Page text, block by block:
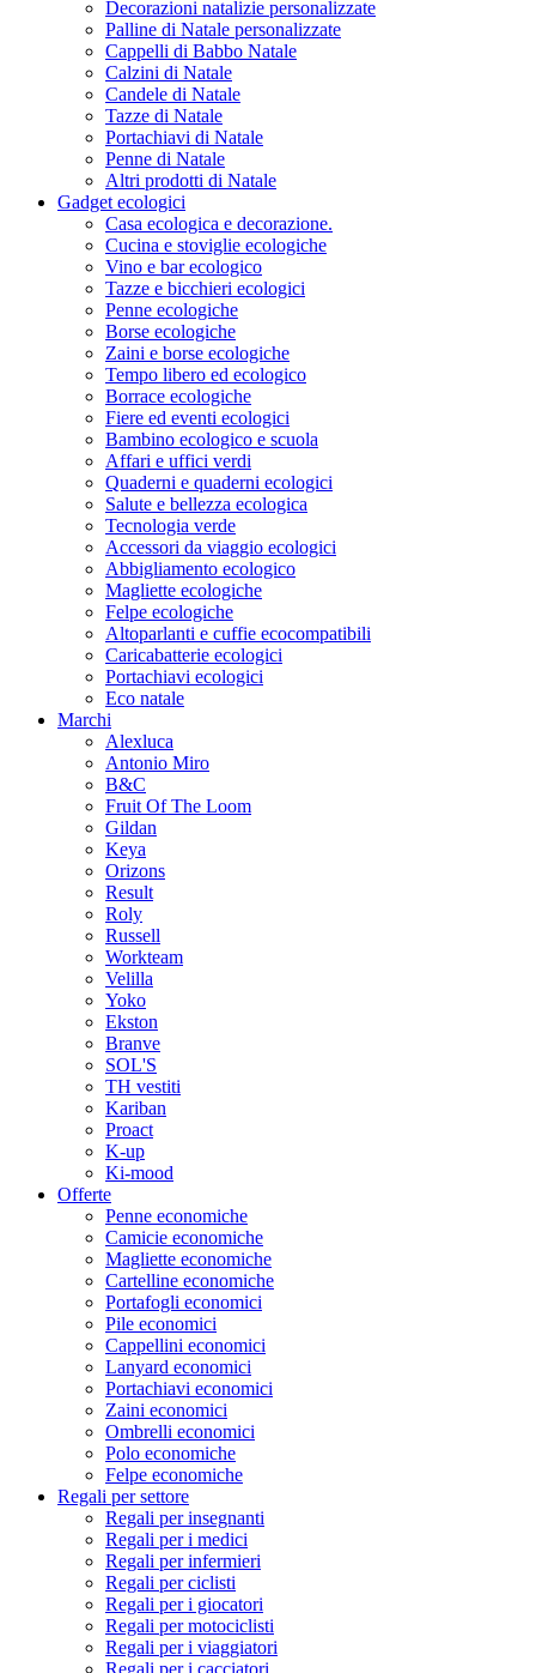
Decorazioni natalizie personalizzate
Palline di Natale personalizzate
Cappelli di Babbo Natale
Calzini di Natale
Candele di Natale
Tazze di Natale
Portachiavi di Natale
Penne di Natale
Altri prodotti di Natale
Gadget ecologici
Casa ecologica e decorazione.
Cucina e stoviglie ecologiche
Vino e bar ecologico
Tazze e bicchieri ecologici
Penne ecologiche
Borse ecologiche
Zaini e borse ecologiche
Tempo libero ed ecologico
Borrace ecologiche
Fiere ed eventi ecologici
Bambino ecologico e scuola
Affari e uffici verdi
Quaderni e quaderni ecologici
Salute e bellezza ecologica
Tecnologia verde
Accessori da viaggio ecologici
Abbigliamento ecologico
Magliette ecologiche
Felpe ecologiche
Altoparlanti e cuffie ecocompatibili
Caricabatterie ecologici
Portachiavi ecologici
Eco natale
Marchi
Alexluca
Antonio Miro
B&C
Fruit Of The Loom
Gildan
Keya
Orizons
Result
Roly
Russell
Workteam
Velilla
Yoko
Ekston
Branve
SOL'S
TH vestiti
Kariban
Proact
K-up
Ki-mood
Offerte
Penne economiche
Camicie economiche
Magliette economiche
Cartelline economiche
Portafogli economici
Pile economici
Cappellini economici
Lanyard economici
Portachiavi economici
Zaini economici
Ombrelli economici
Polo economiche
Felpe economiche
Regali per settore
Regali per insegnanti
Regali per i medici
Regali per infermieri
Regali per ciclisti
Regali per i giocatori
Regali per motociclisti
Regali per i viaggiatori
Regali per i cacciatori